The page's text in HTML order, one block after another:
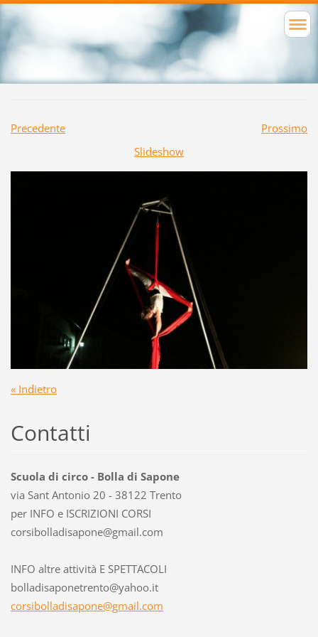
Precedente
Prossimo
Slideshow
« Indietro
Contatti
Scuola di circo - Bolla di Sapone
via Sant Antonio 20 - 38122 Trento
per INFO e ISCRIZIONI CORSI
corsibolladisapone@gmail.com
INFO altre attività E SPETTACOLI
bolladisaponetrento@yahoo.it
corsibolladisapone@gmail.com